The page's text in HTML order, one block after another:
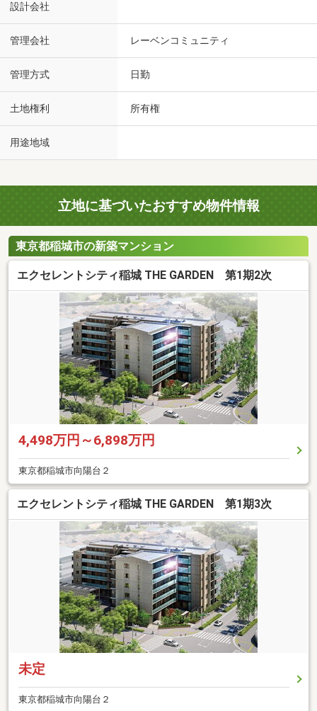
設計会社
管理会社 レーベンコミュニティ
管理方式 日勤
土地権利 所有権
用途地域
立地に基づいたおすすめ物件情報
東京都稲城市の新築マンション
エクセレントシティ稲城 THE GARDEN 第1期2次
4,498万円～6,898万円
東京都稲城市向陽台２
エクセレントシティ稲城 THE GARDEN 第1期3次
未定
東京都稲城市向陽台２